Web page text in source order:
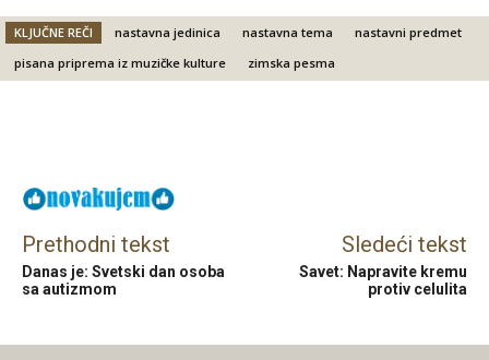
KLJUČNE REČI nastavna jedinica nastavna tema
nastavni predmet
pisana priprema iz muzičke kulture
zimska pesma
Prethodni tekst
Danas je: Svetski dan osoba
sa autizmom
Sledeći tekst
Savet: Napravite kremu
protiv celulita